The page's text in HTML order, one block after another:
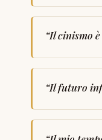
“Il cinismo
“Il futuro